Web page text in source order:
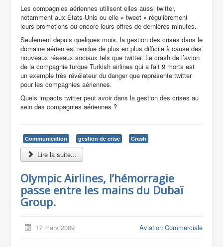
Les compagnies aériennes utilisent elles aussi twitter,
notamment aux États-Unis ou elle « tweet » régulièrement
leurs promotions ou encore leurs offres de dernières minutes.
Seulement depuis quelques mois, la gestion des crises dans le
domaine aérien est rendue de plus en plus difficile à cause des
nouveaux réseaux sociaux tels que twitter. Le crash de l’avion
de la compagnie turque Turkish airlines qui a fait 9 morts est
un exemple très révélateur du danger que représente twitter
pour les compagnies aériennes.
Quels impacts twitter peut avoir dans la gestion des crises au
sein des compagnies aériennes ?
Communication gestion de crise Crash
Lire la suite...
Olympic Airlines, l’hémorragie
passe entre les mains du Dubaï
Group.
17 mars 2009 Aviation Commerciale